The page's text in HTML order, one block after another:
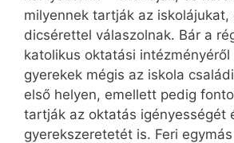
milyennek tartják az iskolájukat,
dicsérettel válaszolnak. Bár a
katolikus oktatási intézményéről
gyerekek még­is az iskola
első helyen, emellett pedig
tartják az oktatás igényességét
gyerekszeretetét is. Feri